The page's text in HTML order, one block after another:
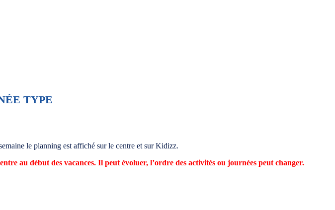
TYPE
le planning est affiché sur le centre et sur Kidizz.
au début des vacances. Il peut évoluer, l’ordre des activités ou journées peut changer.